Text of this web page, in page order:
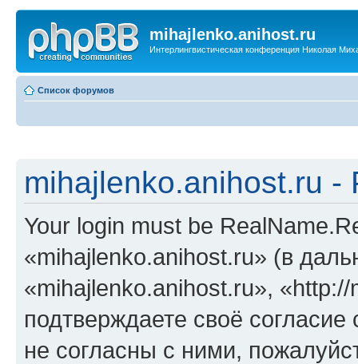
mihajlenko.anihost.ru
Интерлингвистическая конференция Николая
Список форумов
mihajlenko.anihost.ru -
Your login must be
«mihajlenko.anihost.ru» (в
«mihajlenko.anihost.ru»,
подтверждаете своё
не согласны с ними,